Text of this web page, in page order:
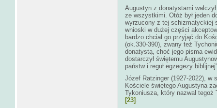
Augustyn z donatystami
ze wszystkimi. Otóż był jeden
wyrzucony z tej schizmatyckiej
wnioski w dużej części
bardzo chciał go przyjąć do
(ok.330-390), zwany też
donatystą, choć jego pisma
dostarczył świętemu
państw i reguł egzegezy
Józef Ratzinger (1927-2022), w
Kościele świętego Augustyna
Tykoniusza, który nazwał
[23] .